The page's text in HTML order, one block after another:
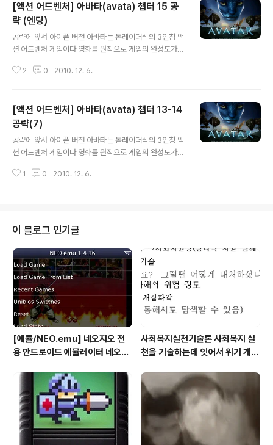
[액션 어드벤처] 아바타(avata) 챕터 15 공
략 (엔딩)
공략에 앞서 아이폰 버전 아바타는 톰레이더식의 3인칭 액
션 어드벤처 게임이다 영화를 원작으로 게임의 완성도가
도전을 하고자 한다 전체적으로 난이도가 낮고 진행도 거
벤처의 기쁨을 함께 나누었으면 한다 챕터15 챕터1부터 1
4까지 왔는데 챕터15는 무슨 공략이 필요할까? 나비족의
전사가 되어 최후까지 싸우자 혼자가 아니다. 욕심과 물질
만능주의에 빠진 인간들을 처리하자 저런 트랩은 우습
족 전사의 명예를 지켜라 판도라 생명의 근원지 인간에서
2 0 2010. 12. 6.
[액션 어드벤처] 아바타(avata) 챕터 13-14
공략(7)
공략에 앞서 아이폰 버전 아바타는 톰레이더식의 3인칭 액
션 어드벤처 게임이다 영화를 원작으로 게임의 완성도가
도전을 하고자 한다 전체적으로 난이도가 낮고 진행도 거
숲을 벗어나 적군의 건물로 침투한다 액션도 많고 스위치
를 작동시켜 이동도 해야 하고.. 매일 침범 당하다가 도로
역습이다.. 싸움이 발생하는 구간이 많다 스위치 작동으로
철근다리를 움직여 가면서 진행! 헤메는것 없이 전진하다
보면 스위치 보인다 짐승을 구해주면 아군이 되어 도와준
다 오늘의 적이 내일은 아군인셈.. 철근다리를 잡고..
1 0 2010. 12. 6.
이 블로그 인기글
[에뮬/NEO.emu] 네오지오 전
용 안드로이드 에뮬레이터 네오지
폰 테이크HD Android Emul G
ame)
사회복지실천기술론 사회복지 실
천을 기술하는데 잇어서 위기 개입
개입 과정을 설명하시오